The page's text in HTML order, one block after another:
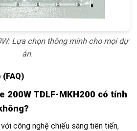
Lựa chọn thông minh cho mọi dự
án.
(FAQ)
200W TDLF-MKH200 có tính
công nghệ chiếu sáng tiên tiến,